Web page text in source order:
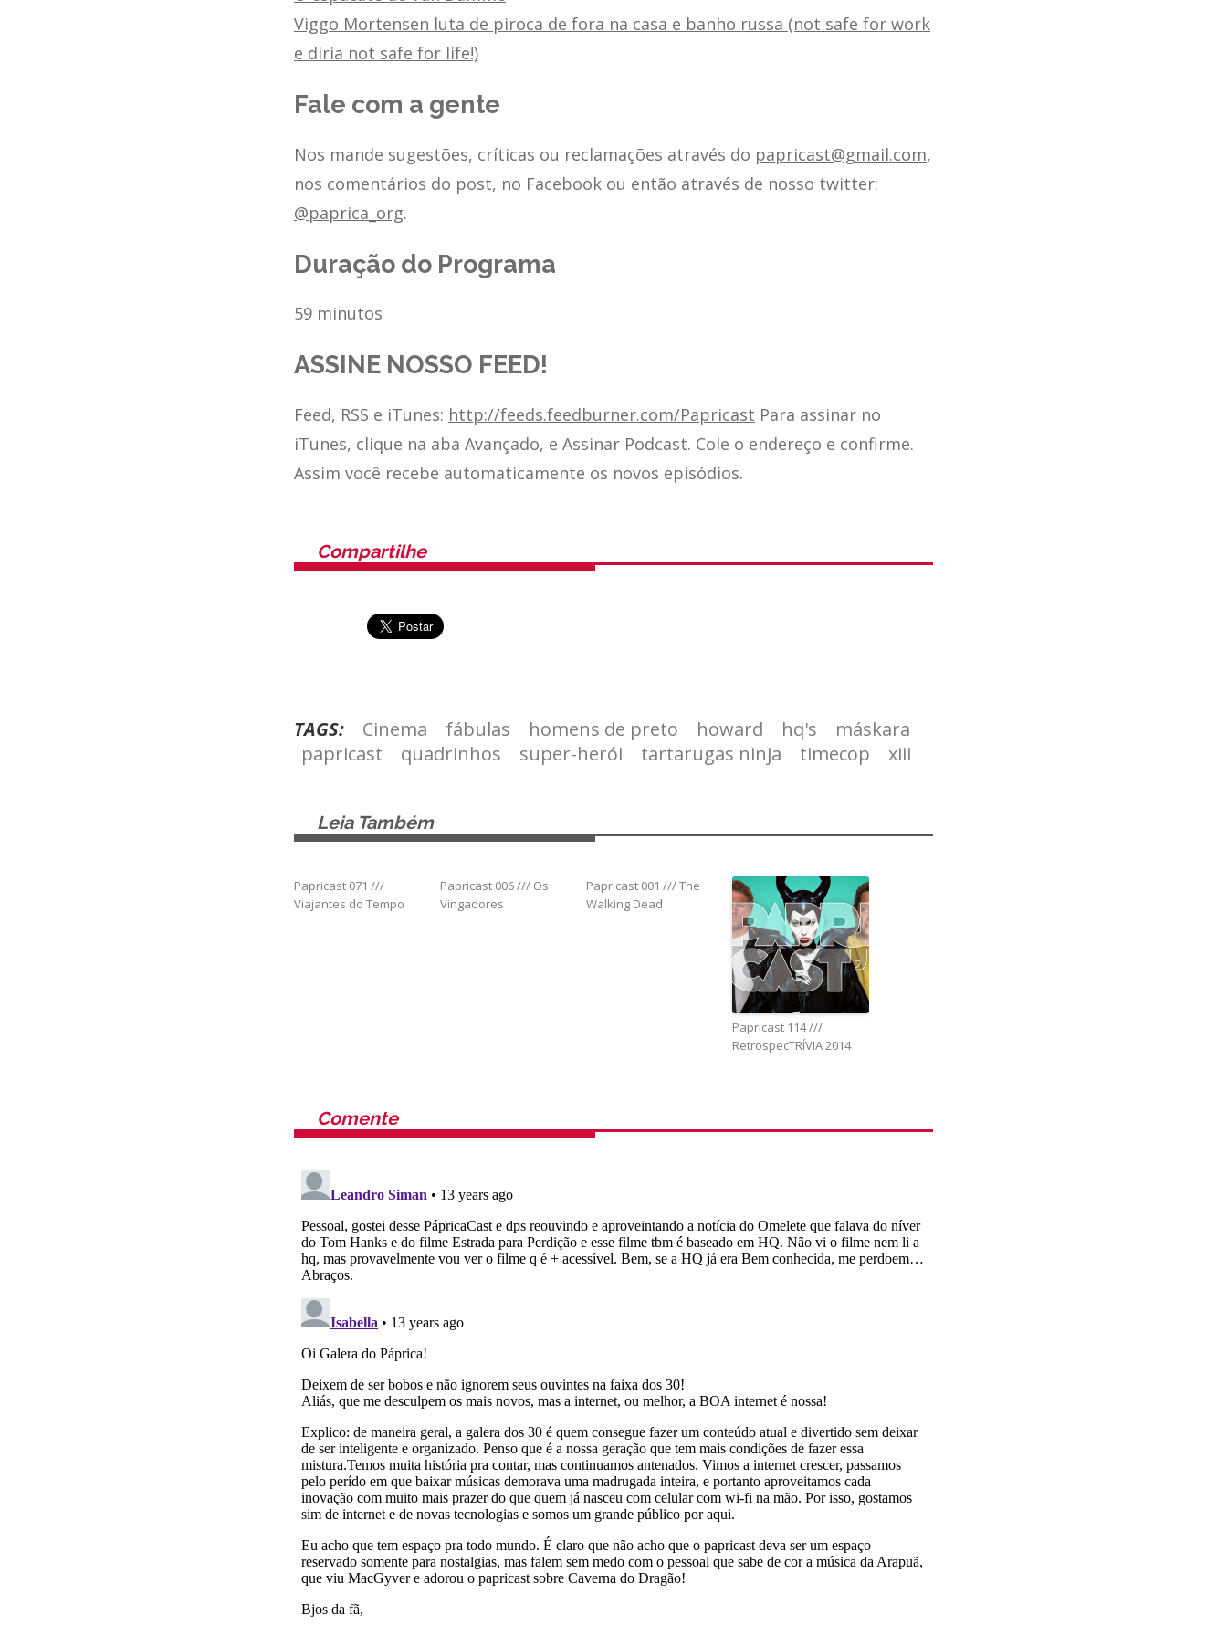
Viggo Mortensen luta de piroca de fora na casa e banho russa (not safe for work
e diria not safe for life!)
Fale com a gente
Nos mande sugestões, críticas ou reclamações através do papricast@gmail.com,
nos comentários do post, no Facebook ou então através de nosso twitter:
@paprica_org.
Duração do Programa
59 minutos
ASSINE NOSSO FEED!
Feed, RSS e iTunes: http://feeds.feedburner.com/Papricast Para assinar no
iTunes, clique na aba Avançado, e Assinar Podcast. Cole o endereço e confirme.
Assim você recebe automaticamente os novos episódios.
Compartilhe
TAGS: Cinema fábulas homens de preto howard hq's
máskara
papricast
quadrinhos super-herói tartarugas ninja timecop xiii
Leia Também
Papricast 071 ///
Viajantes do Tempo
Papricast 006 /// Os
Vingadores
Papricast 001 /// The
Walking Dead
Papricast 114 ///
RetrospecTRÍVIA 2014
Comente